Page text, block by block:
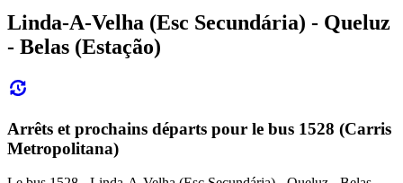
Linda-A-Velha (Esc Secundária) - Queluz
- Belas (Estação)
Arrêts et prochains départs pour le bus 1528 (Carris
Metropolitana)